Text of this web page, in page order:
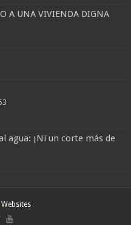
A UNA VIVIENDA DIGNA
agua: ¡Ni un corte más de
Websites